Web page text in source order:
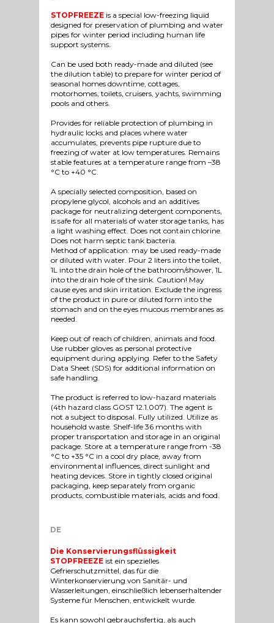
STOPFREEZE is a special low-freezing liquid
designed for preservation of plumbing and water
pipes for winter period including human life
support systems.
Can be used both ready-made and diluted (see
the dilution table) to prepare for winter period of
seasonal homes downtime, cottages,
motorhomes, toilets, cruisers, yachts, swimming
pools and others.
Provides for reliable protection of plumbing in
hydraulic locks and places where water
accumulates, prevents pipe rupture due to
freezing of water at low temperatures. Remains
stable features at a temperature range from –38
°C to +40 °C.
A specially selected composition, based on
propylene glycol, alcohols and an additives
package for neutralizing detergent components,
is safe for all materials of water storage tanks, has
a light washing effect. Does not contain chlorine.
Does not harm septic tank bacteria.
Method of application: may be used ready-made
or diluted with water. Pour 2 liters into the toilet,
1L into the drain hole of the bathroom/shower, 1L
into the drain hole of the sink. Caution! May
cause eyes and skin irritation. Exclude the ingress
of the product in pure or diluted form into the
stomach and on the eyes mucous membranes as
needed.
Keep out of reach of children, animals and food.
Use rubber gloves as personal protective
equipment during applying. Refer to the Safety
Data Sheet (SDS) for additional information on
safe handling.
The product is referred to low-hazard materials
(4th hazard class GOST 12.1.007). The agent is
not a subject to disposal. Fully utilized. Utilize as
household waste. Shelf-life 36 months with
proper transportation and storage in an original
package. Store at a temperature range from -38
°C to +35 °C in a cool dry place, away from
environmental influences, direct sunlight and
heating devices. Store in tightly closed original
packaging, keep separately from organic
products, combustible materials, acids and food.
Die Konservierungsflüssigkeit
STOPFREEZE ist ein spezielles
Gefrierschutzmittel, das für die
Winterkonservierung von Sanitär- und
Wasserleitungen, einschließlich lebenserhaltender
Systeme für Menschen, entwickelt wurde.
Es kann sowohl gebrauchsfertig, als auch
DE